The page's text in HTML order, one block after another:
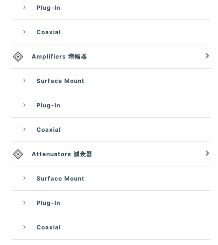
Plug-In
Coaxial
Amplifiers 増幅器
Surface Mount
Plug-In
Coaxial
Attenuators 減衰器
Surface Mount
Plug-In
Coaxial